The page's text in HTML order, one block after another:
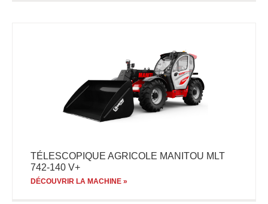
TÉLESCOPIQUE AGRICOLE MANITOU MLT
742-140 V+
DÉCOUVRIR LA MACHINE »